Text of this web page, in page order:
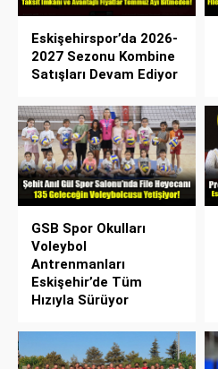
Eskişehirspor’da 2026-
2027 Sezonu Kombine
Satışları Devam Ediyor
GSB Spor Okulları
Voleybol
Antrenmanları
Eskişehir’de Tüm
Hızıyla Sürüyor